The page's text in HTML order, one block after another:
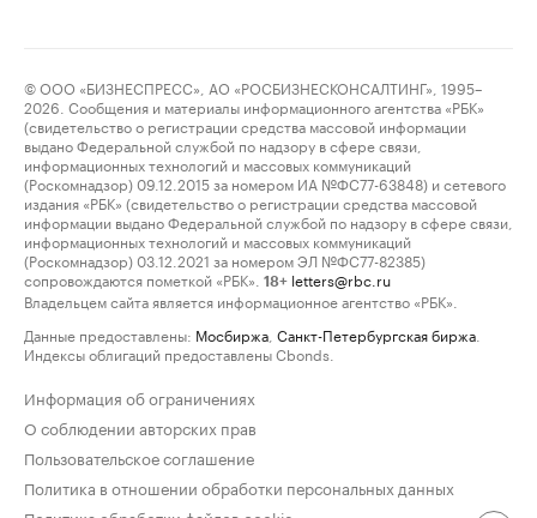
© ООО «БИЗНЕСПРЕСС», АО «РОСБИЗНЕСКОНСАЛТИНГ», 1995–
2026. Сообщения и материалы информационного агентства «РБК»
(свидетельство о регистрации средства массовой информации
выдано Федеральной службой по надзору в сфере связи,
информационных технологий и массовых коммуникаций
(Роскомнадзор) 09.12.2015 за номером ИА №ФС77-63848) и сетевого
издания «РБК» (свидетельство о регистрации средства массовой
информации выдано Федеральной службой по надзору в сфере связи,
информационных технологий и массовых коммуникаций
(Роскомнадзор) 03.12.2021 за номером ЭЛ №ФС77-82385)
сопровождаются пометкой «РБК».
18+ letters@rbc.ru
Владельцем сайта является информационное агентство «РБК».
Данные предоставлены: Мосбиржа Санкт-Петербургская биржа
Индексы облигаций предоставлены Cbonds.
Информация об ограничениях
О соблюдении авторских прав
Пользовательское соглашение
Политика в отношении обработки персональных данных